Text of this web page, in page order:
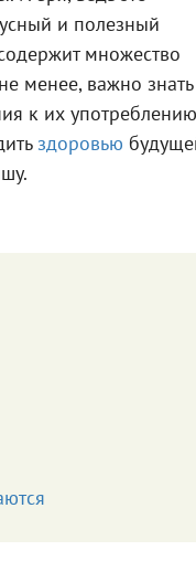
и полезный
множество
менее, важно знать
к их
здоровью